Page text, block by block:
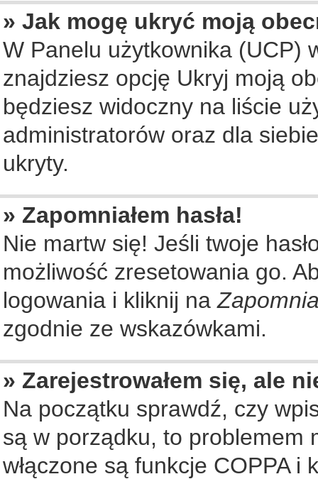
» Jak mogę ukryć moją
W Panelu użytkownika (UCP)
znajdziesz opcję Ukryj moją
będziesz widoczny na liście
administratorów oraz dla
ukryty.
» Zapomniałem hasła!
Nie martw się! Jeśli twoje
możliwość zresetowania go.
logowania i kliknij na
zgodnie ze wskazówkami.
» Zarejestrowałem się, ale
Na początku sprawdź, czy
są w porządku, to problemem
włączone są funkcje COPPA i